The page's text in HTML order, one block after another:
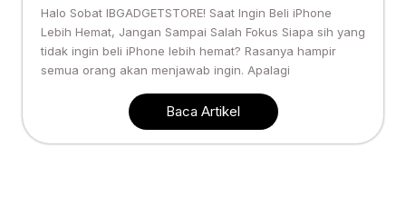
Halo Sobat IBGADGETSTORE! Saat Ingin Beli iPhone
Lebih Hemat, Jangan Sampai Salah Fokus Siapa sih yang
tidak ingin beli iPhone lebih hemat? Rasanya hampir
semua orang akan menjawab ingin. Apalagi
Baca Artikel